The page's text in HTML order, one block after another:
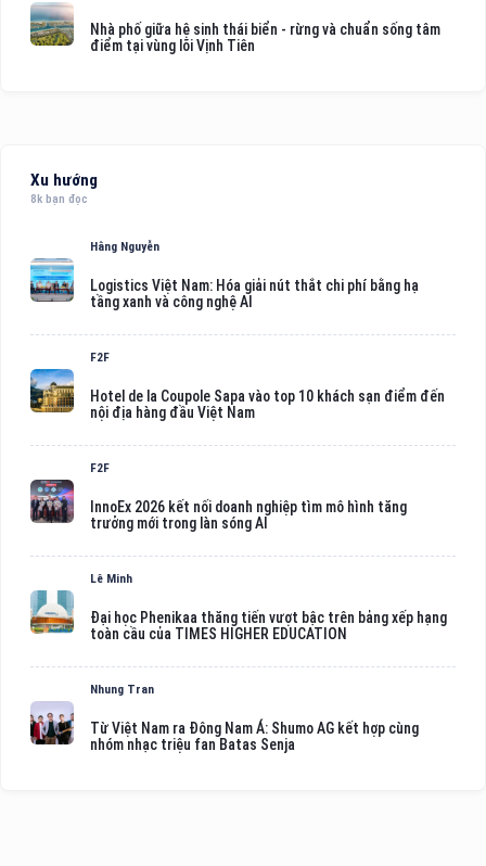
Nhà phố giữa hệ sinh thái biển - rừng và chuẩn sống tâm
điểm tại vùng lõi Vịnh Tiên
Xu hướng
8k bạn đọc
Hằng Nguyễn
Logistics Việt Nam: Hóa giải nút thắt chi phí bằng hạ
tầng xanh và công nghệ AI
F2F
Hotel de la Coupole Sapa vào top 10 khách sạn điểm đến
nội địa hàng đầu Việt Nam
F2F
InnoEx 2026 kết nối doanh nghiệp tìm mô hình tăng
trưởng mới trong làn sóng AI
Lê Minh
Đại học Phenikaa thăng tiến vượt bậc trên bảng xếp hạng
toàn cầu của TIMES HIGHER EDUCATION
Nhung Tran
Từ Việt Nam ra Đông Nam Á: Shumo AG kết hợp cùng
nhóm nhạc triệu fan Batas Senja